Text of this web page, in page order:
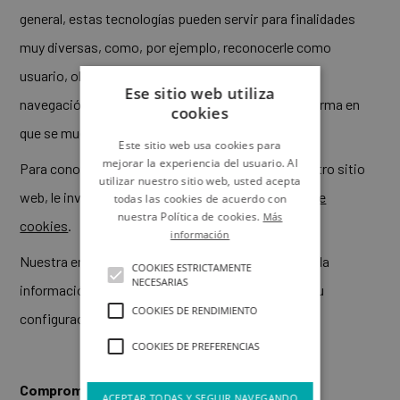
general, estas tecnologías pueden servir para finalidades
muy diversas, como, por ejemplo, reconocerle como
usuario, obtener información sobre sus hábitos de
navegación, enviarle publicidad o personalizar la forma en
que se muestra el contenido
Para conocer los tipos de cookies que utiliza nuestro sitio
web, le invitamos a que consulte nuestraPolítica de
cookies.
Nuestra entidad podrá modificar, sin previo aviso, la
información contenida en su sitio web, así como su
configuración y presentación.
Compromisos con el usuario
Ese sitio web utiliza
cookies
Este sitio web usa cookies para
mejorar la experiencia del usuario. Al
utilizar nuestro sitio web, usted acepta
todas las cookies de acuerdo con
nuestra Política de cookies. Más
información
COOKIES ESTRICTAMENTE
NECESARIAS
COOKIES DE RENDIMIENTO
COOKIES DE PREFERENCIAS
ACEPTAR TODAS Y SEGUIR NAVEGANDO